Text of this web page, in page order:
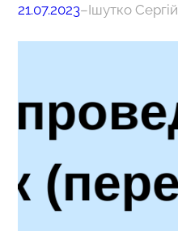
21.07.2023–Ішутко Сергій